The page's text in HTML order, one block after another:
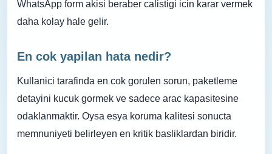
WhatsApp form akisi beraber calistigi icin karar vermek
daha kolay hale gelir.
En cok yapilan hata nedir?
Kullanici tarafinda en cok gorulen sorun, paketleme
detayini kucuk gormek ve sadece arac kapasitesine
odaklanmaktir. Oysa esya koruma kalitesi sonucta
memnuniyeti belirleyen en kritik basliklardan biridir.